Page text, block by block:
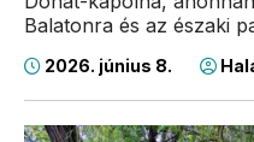
Balatonra és az északi
2026. június 8.